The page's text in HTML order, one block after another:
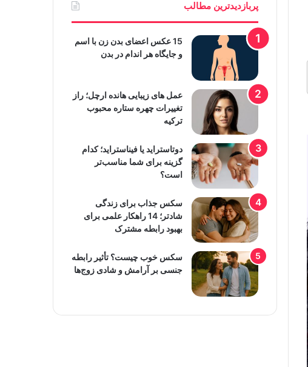
پربازدیدترین مطالب
15 عکس اعضای بدن زن با اسم
و جایگاه هر اندام در بدن
عمل های زیبایی هانده ارچل؛ راز
تغییرات چهره ستاره محبوب
ترکیه
دوتاستراید یا فیناستراید؛ کدام
گزینه برای شما مناسب‌تر
است؟
سکس جذاب برای زندگی
شادتر؛ 14 راهکار علمی برای
بهبود رابطه مشترک
سکس خوب چیست؟ تأثیر رابطه
جنسی بر آرامش و شادی زوج‌ها